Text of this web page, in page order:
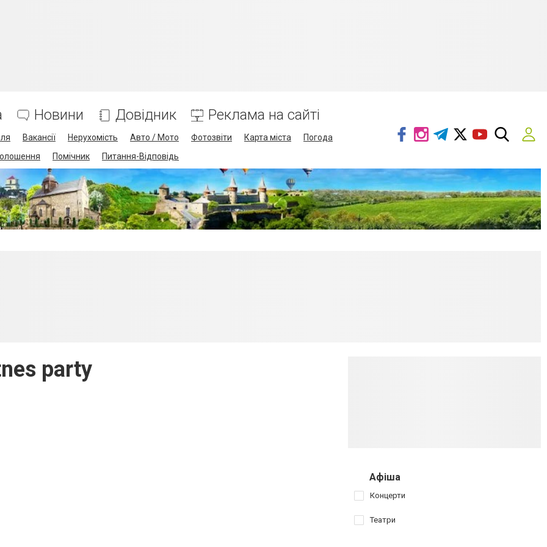
Новини Довідник Реклама на сайті
Вакансії Нерухомість Авто / Мото Фотозвіти Карта міста
Погода
Помічник Питання-Відповідь
party
Афіша
Концерти
Театри